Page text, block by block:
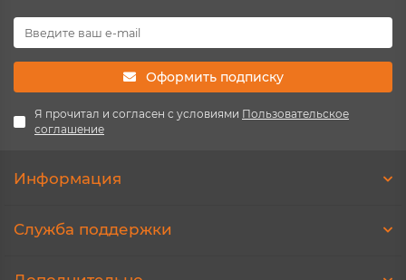
Оформить подписку
Я прочитал и согласен с условиями Пользовательское
соглашение
Информация
Служба поддержки